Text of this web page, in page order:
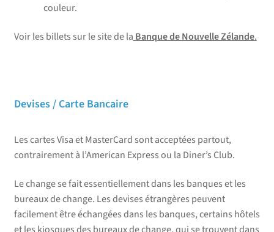
couleur.
Voir les billets sur le site de laBanque de Nouvelle Zélande.
Devises / Carte Bancaire
Les cartes Visa et MasterCard sont acceptées partout,
contrairement à l’American Express ou la Diner’s Club.
Le change se fait essentiellement dans les banques et les
bureaux de change. Les devises étrangères peuvent
facilement être échangées dans les banques, certains hôtels